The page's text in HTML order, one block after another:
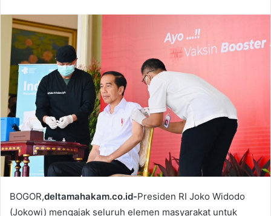
e
m
a
l
BOGOR,deltamahakam.co.id-Presiden RI Joko Widodo
(Jokowi) mengajak seluruh elemen masyarakat untuk